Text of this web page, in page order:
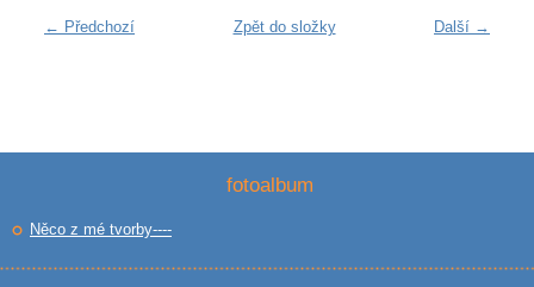
← Předchozí Další →
Zpět do složky
fotoalbum
Něco z mé tvorby----